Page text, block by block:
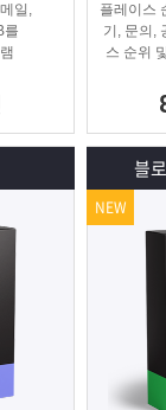
일,
를
플레이스
기, 문의,
스 순위
블
NEW